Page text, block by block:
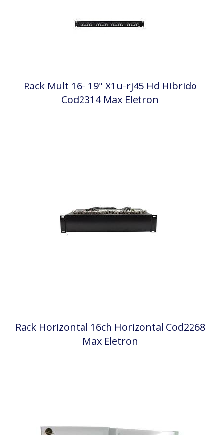
Rack Mult 16- 19" X1u-rj45 Hd Hibrido
Cod2314 Max Eletron
Rack Horizontal 16ch Horizontal Cod2268
Max Eletron